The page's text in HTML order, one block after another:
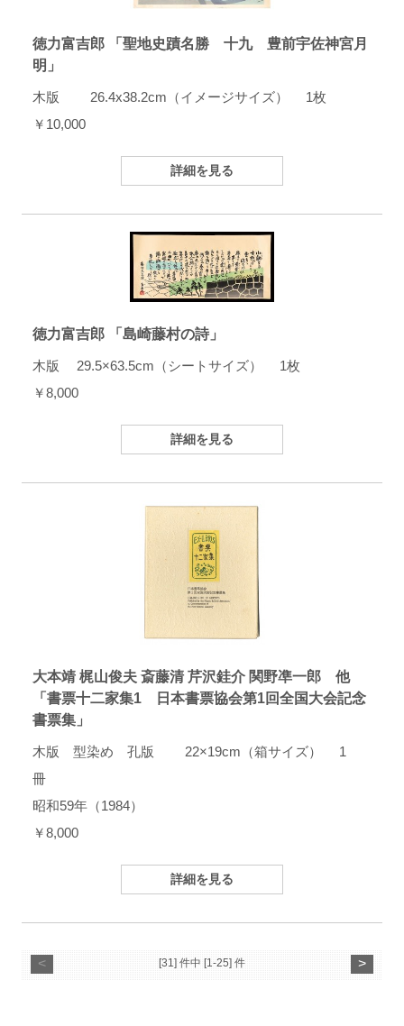
徳力富吉郎 「聖地史蹟名勝 十九 豊前宇佐神宮月
明」
木版 26.4x38.2cm（イメージサイズ） 1枚
￥10,000
詳細を見る
徳力富吉郎 「島崎藤村の詩」
木版 29.5×63.5cm（シートサイズ） 1枚
￥8,000
詳細を見る
大本靖 梶山俊夫 斎藤清 芹沢銈介 関野凖一郎 他
「書票十二家集1 日本書票協会第1回全国大会記念
書票集」
木版 型染め 孔版 22×19cm（箱サイズ） 1
冊
昭和59年（1984）
￥8,000
詳細を見る
[31] 件中 [1-25] 件
< >